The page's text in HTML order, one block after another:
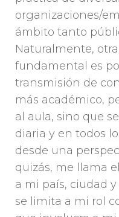
organizaciones/
ámbito tanto
Naturalmente,
fundamental es
transmisión de
más académico,
al aula, sino que
diaria y en todos
desde una
quizás, me llama
a mi país, ciudad
se limita a mi rol